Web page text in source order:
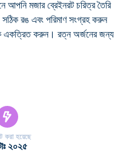
আপনি মজার ব্রেইনরট চরিত্র তৈরি
রঙ এবং পরিমাণ সংগ্রহ করুন
একত্রিত করুন। রত্ন অর্জনের জন্য
একত্রিত করুন। রত্ন অর্জনের জন্য
নির্মাণ দক্ষতা এবং কারুশিল্পকে
করুন। আপনি কি সেগুলি তৈরি
করা হয়েছে
২০২৫